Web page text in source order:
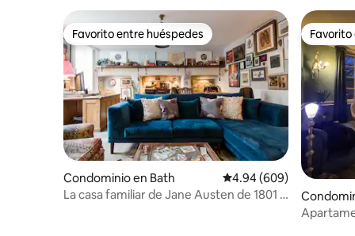
Favorito entre huéspedes
Favorito entre huéspedes
Condominio en Bath Calificación promedio:
4.94 (609)
La casa familiar de Jane Austen de 1801 a
Favorito
rth East
con